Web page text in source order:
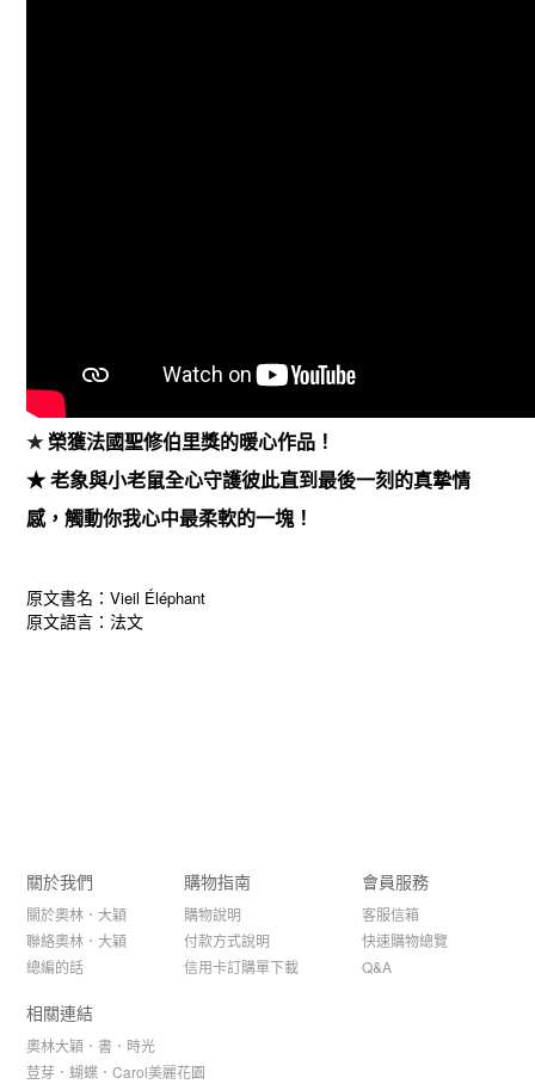
★榮獲法國聖修伯里獎的暖心作品！
★ 老象與小老鼠全心守護彼此直到最後一刻的真摯情
感，觸動你我心中最柔軟的一塊！
原文書名：Vieil Éléphant
原文語言：法文
關於我們
關於奧林．大穎
聯絡奧林．大穎
總編的話
購物指南
購物說明
付款方式說明
信用卡訂購單下載
會員服務
客服信箱
快速購物總覽
Q&A
相關連結
奧林大穎．書．時光
荳芽．蝴蝶．Carol美麗花園